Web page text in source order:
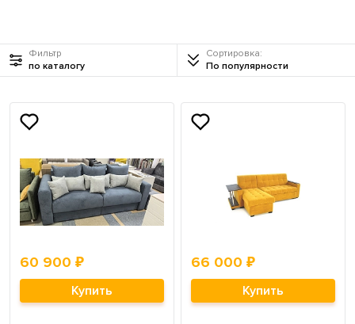
Фильтр
по каталогу
Сортировка:
По популярности
60 900 ₽
Купить
66 000 ₽
Купить